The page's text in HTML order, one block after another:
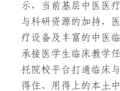
示，当前基层中医医
与科研资源的加持，
疗设备及丰富的中医
承接医学生临床教学
托院校平台打通临床
得住、用得上的本土